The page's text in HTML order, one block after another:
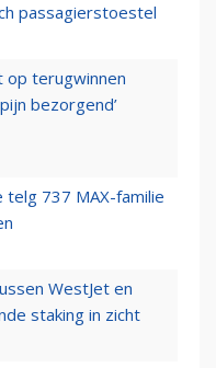
passagierstoestel
op terugwinnen
bezorgend’
telg 737 MAX-familie
WestJet en
staking in zicht